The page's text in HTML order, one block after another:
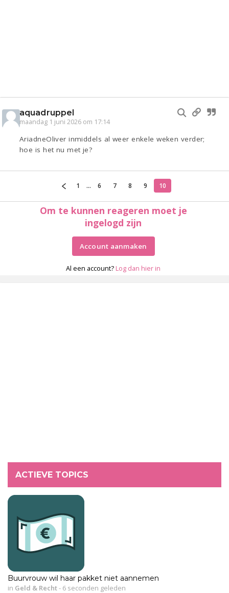
aquadruppel
maandag 1 juni 2026 om 17:14
AriadneOliver inmiddels al weer enkele weken verder;
hoe is het nu met je?
1 ... 6 7 8 9 10
Om te kunnen reageren moet je
ingelogd zijn
Account aanmaken
Al een account? Log dan hier in
ACTIEVE TOPICS
Buurvrouw wil haar pakket niet aannemen
in Geld & Recht- 6 seconden geleden